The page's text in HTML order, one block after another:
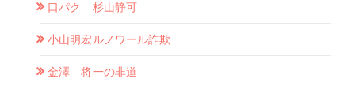
口パク 杉山静可
小山明宏ルノワール詐欺
金澤 将一の非道